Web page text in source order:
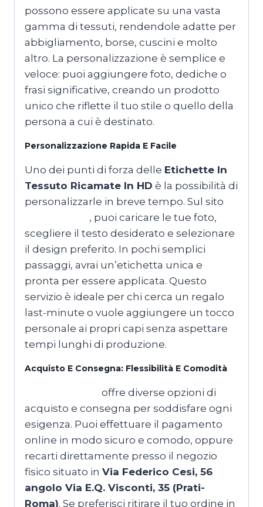
possono essere applicate su una vasta
gamma di tessuti, rendendole adatte per
abbigliamento, borse, cuscini e molto
altro. La personalizzazione è semplice e
veloce: puoi aggiungere foto, dediche o
frasi significative, creando un prodotto
unico che riflette il tuo stile o quello della
persona a cui è destinato.
Personalizzazione Rapida E Facile
Uno dei punti di forza delle Etichette In
Tessuto Ricamate In HD è la possibilità di
personalizzarle in breve tempo. Sul sito
, puoi caricare le tue foto,
scegliere il testo desiderato e selezionare
il design preferito. In pochi semplici
passaggi, avrai un’etichetta unica e
pronta per essere applicata. Questo
servizio è ideale per chi cerca un regalo
last-minute o vuole aggiungere un tocco
personale ai propri capi senza aspettare
tempi lunghi di produzione.
Acquisto E Consegna: Flessibilità E Comodità
offre diverse opzioni di
acquisto e consegna per soddisfare ogni
esigenza. Puoi effettuare il pagamento
online in modo sicuro e comodo, oppure
recarti direttamente presso il negozio
fisico situato in Via Federico Cesi, 56
angolo Via E.Q. Visconti, 35 (Prati-
Roma). Se preferisci ritirare il tuo ordine in